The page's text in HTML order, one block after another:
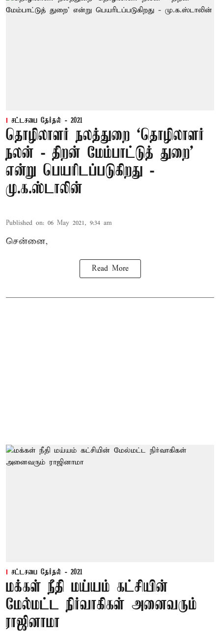
சட்டசபை தேர்தல் - 2021
தொழிலாளர் நலத்துறை ‘தொழிலாளர்
நலன் - திறன் மேம்பாட்டுத் துறை’
என்று பெயரிடப்படுகிறது -
மு.க.ஸ்டாலின்
Published on: 06 May 2021, 9:34 am
சென்னை,
Read More
சட்டசபை தேர்தல் - 2021
மக்கள் நீதி மய்யம் கட்சியின்
மேல்மட்ட நிர்வாகிகள் அனைவரும்
ராஜினாமா